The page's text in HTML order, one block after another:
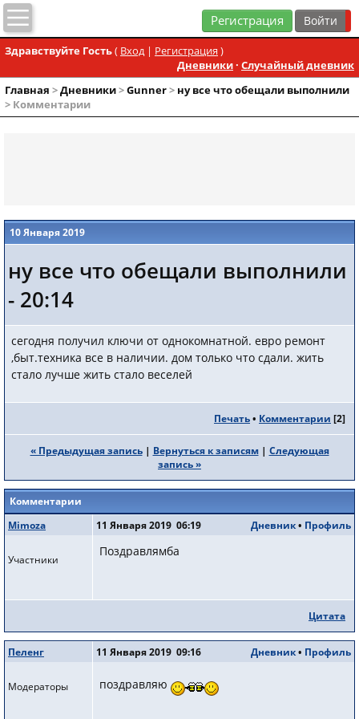
Регистрация
Здравствуйте Гость( Вход| Регистрация )
Дневники· Случайный дневник
Главная >Дневники>Gunner> ну все что обещали выполнили
> Комментарии
10 Января 2019
ну все что обещали выполнили
- 20:14
сегодня получил ключи от однокомнатной. евро ремонт
,быт.техника все в наличии. дом только что сдали. жить
стало лучше жить стало веселей
Печать• Комментарии [2]
« Предыдущая запись| Вернуться к записям| Следующая
запись »
Комментарии
Mimoza
Участники
Дневник• Профиль
11 Января 2019 06:19
Поздравлямба
Цитата
Пеленг
Модераторы
Дневник• Профиль
11 Января 2019 09:16
поздравляю